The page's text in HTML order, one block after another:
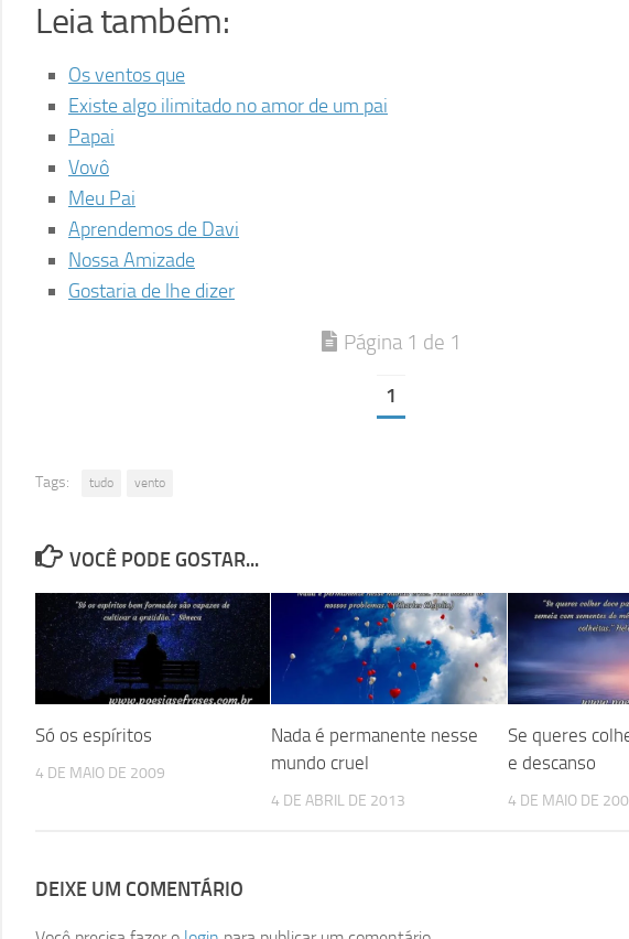
Leia também:
Os ventos que
Existe algo ilimitado no amor de um pai
Papai
Vovô
Meu Pai
Aprendemos de Davi
Nossa Amizade
Gostaria de lhe dizer
Página 1 de 1
1
Tags: tudo vento
VOCÊ PODE GOSTAR...
Só os espíritos
4 DE MAIO DE 2009
Nada é permanente nesse
mundo cruel
4 DE ABRIL DE 2013
Se queres
e descanso
4 DE MAIO DE
DEIXE UM COMENTÁRIO